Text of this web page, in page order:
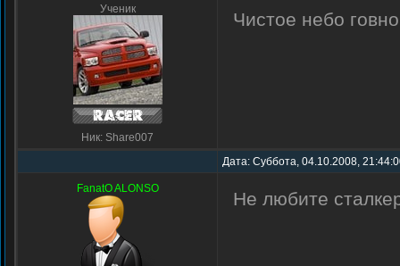
Ученик
Ник: Share007
Чистое небо
Дата: Суббота, 04.10.2008,
FanatO ALONSO
Не любите